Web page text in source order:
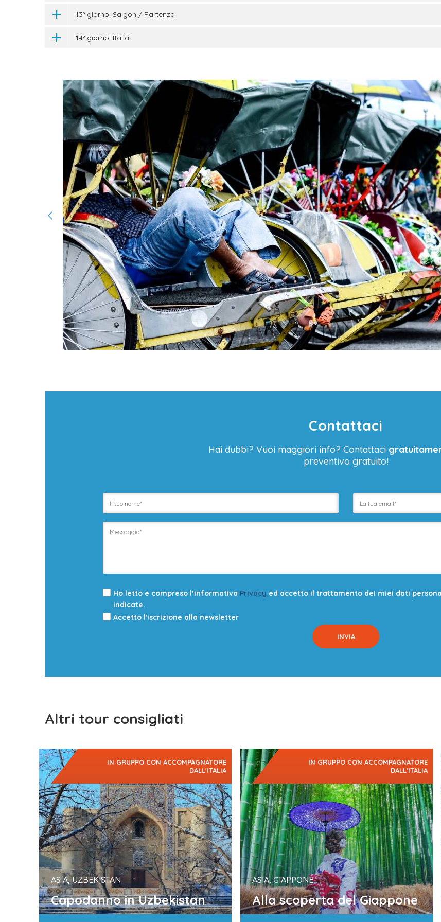
13° giorno: Saigon / Partenza
14° giorno: Italia
Contattaci
Hai dubbi? Vuoi maggiori info? Contattaci
preventivo gratuito!
Ho letto e compreso l’informativa Privacy ed accetto il trattamento dei miei dati
indicate.
Accetto l'iscrizione alla newsletter
Altri tour consigliati
IN GRUPPO CON ACCOMPAGNATORE
DALL'ITALIA
ASIA, UZBEKISTAN
Capodanno in Uzbekistan
Uzbekistan d’inverno: un viaggio nel cuore della
della Seta, tra le…
IN GRUPPO CON ACCOMPAGNATORE
DALL'ITALIA
ASIA, GIAPPONE
Alla scoperta del Giappone
Un viaggio nel cuore del Giappone più autentico, dove
ogni passo è un salto indietro nel tempo e…